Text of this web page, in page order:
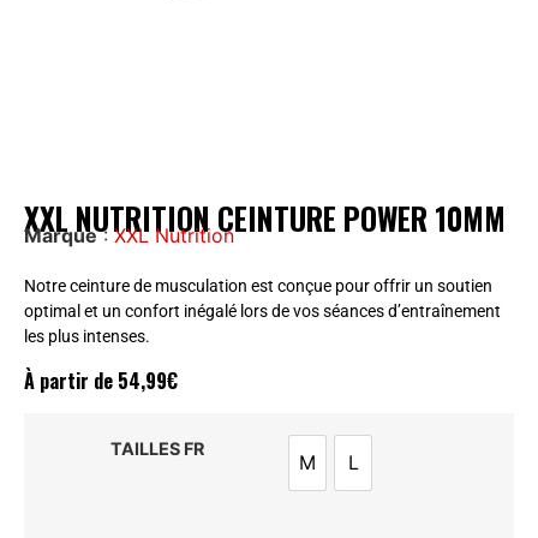
XXL NUTRITION CEINTURE POWER 10MM
Marque: XXL Nutrition
Notre ceinture de musculation est conçue pour offrir un soutien
optimal et un confort inégalé lors de vos séances d’entraînement
les plus intenses.
À partir de 54,99€
TAILLES FR
M L